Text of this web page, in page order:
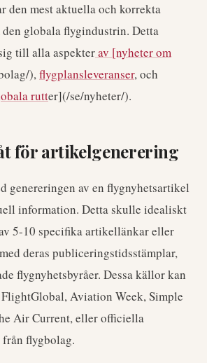
den mest aktuella och korrekta
globala flygindustrin. Detta
till alla aspekterav [nyheter om
),flygplansleveranser, och
obala rutter](/se/nyheter/).
för artikelgenerering
genereringen av en flygnyhetsartikel
information. Detta skulle idealiskt
5-10 specifika artikellänkar eller
deras publiceringstidsstämplar,
flygnyhetsbyråer. Dessa källor kan
Aviation Week, Simple
Air Current, eller officiella
från flygbolag.